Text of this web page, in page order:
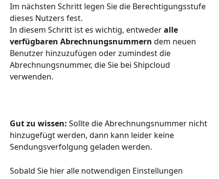
Im nächsten Schritt legen Sie die Berechtigungsstufe
dieses Nutzers fest.
In diesem Schritt ist es wichtig, entweder alle
verfügbaren Abrechnungsnummern dem neuen
Benutzer hinzuzufügen oder zumindest die
Abrechnungsnummer, die Sie bei Shipcloud
verwenden.
Gut zu wissen: Sollte die Abrechnungsnummer nicht
hinzugefügt werden, dann kann leider keine
Sendungsverfolgung geladen werden.
Sobald Sie hier alle notwendigen Einstellungen